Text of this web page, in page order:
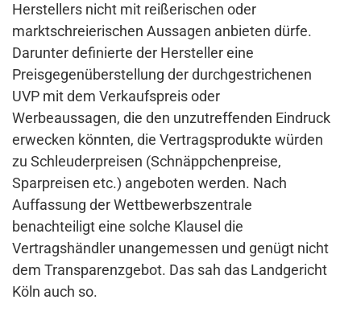
Herstellers nicht mit reißerischen oder
marktschreierischen Aussagen anbieten dürfe.
Darunter definierte der Hersteller eine
Preisgegenüberstellung der durchgestrichenen
UVP mit dem Verkaufspreis oder
Werbeaussagen, die den unzutreffenden Eindruck
erwecken könnten, die Vertragsprodukte würden
zu Schleuderpreisen (Schnäppchenpreise,
Sparpreisen etc.) angeboten werden. Nach
Auffassung der Wettbewerbszentrale
benachteiligt eine solche Klausel die
Vertragshändler unangemessen und genügt nicht
dem Transparenzgebot. Das sah das Landgericht
Köln auch so.